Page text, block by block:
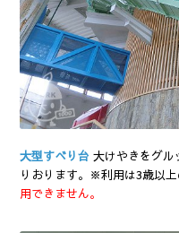
大型すべり台 大けやきをグル
りおります。※利用は3歳以
用できません。